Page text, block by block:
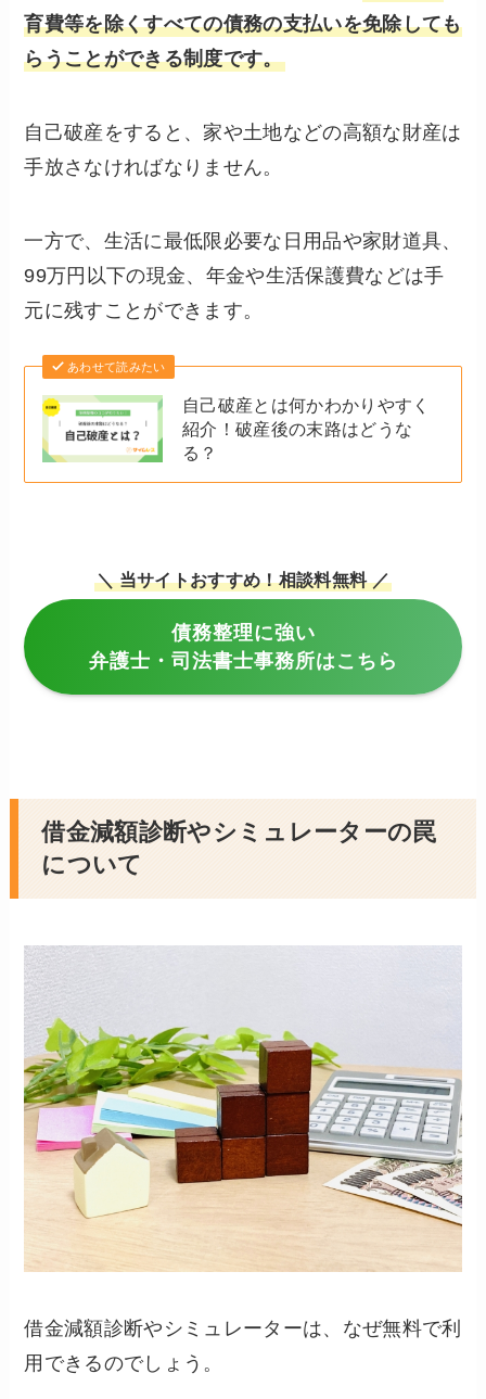
育費等を除くすべての債務の支払いを免除しても
らうことができる制度です。
自己破産をすると、家や土地などの高額な財産は
手放さなければなりません。
一方で、生活に最低限必要な日用品や家財道具、
99万円以下の現金、年金や生活保護費などは手
元に残すことができます。
あわせて読みたい
自己破産とは何かわかりやすく
紹介！破産後の末路はどうな
る？
＼ 当サイトおすすめ！相談料無料 ／
債務整理に強い
弁護士・司法書士事務所はこちら
借金減額診断やシミュレーターの罠
について
借金減額診断やシミュレーターは、なぜ無料で利
用できるのでしょう。